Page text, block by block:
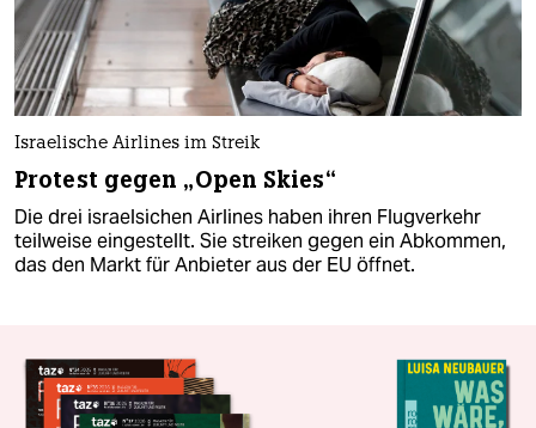
Israelische Airlines im Streik
Protest gegen „Open Skies“
Die drei israelsichen Airlines haben ihren Flugverkehr
teilweise eingestellt. Sie streiken gegen ein Abkommen,
das den Markt für Anbieter aus der EU öffnet.